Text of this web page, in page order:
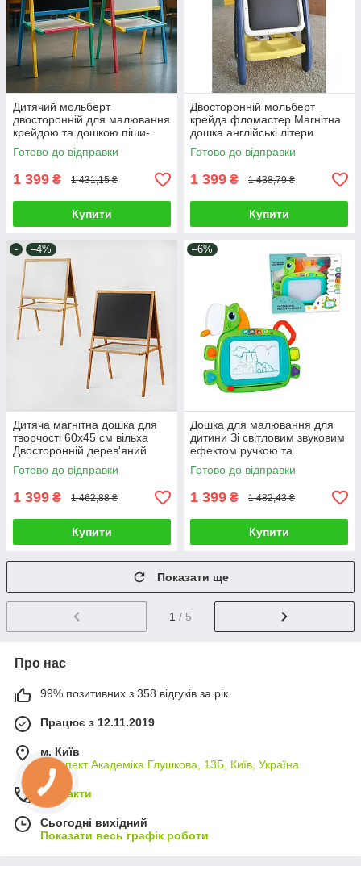
Дитячий мольберт
двосторонній для малювання
крейдою та дошкою піши-
стирай/Іграшка для творчості
54х35х82 см
Готово до відправки
1 399 ₴ 1 431,15 ₴
Купити
Двосторонній мольберт
крейда фломастер Магнітна
дошка англійські літери
цифри регульована висота
69 см
Готово до відправки
1 399 ₴ 1 438,79 ₴
Купити
- –4%
Дитяча магнітна дошка для
творчості 60х45 см вільха
Двосторонній дерев'яний
мольберт для малювання
крейдою поличка
Готово до відправки
1 399 ₴ 1 462,88 ₴
Купити
–6%
Дошка для малювання для
дитини Зі світловим звуковим
ефектом ручкою та
штампами Різнокольорова ТК
3131
Готово до відправки
1 399 ₴ 1 482,43 ₴
Купити
Показати ще
1 / 5
Про нас
99% позитивних з 358 відгуків за рік
Працює з 12.11.2019
м. Київ
проспект Академіка Глушкова, 13Б, Київ, Україна
Контакти
Сьогодні вихідний
Показати весь графік роботи